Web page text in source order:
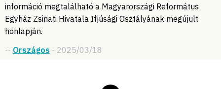
információ megtalálható a Magyarországi Református
Egyház Zsinati Hivatala Ifjúsági Osztályának megújult
honlapján.
-- Országos - 2025/03/18